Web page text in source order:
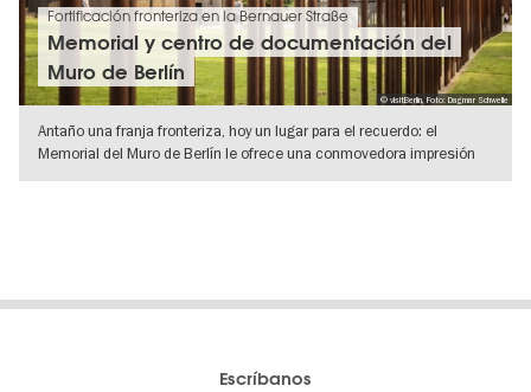
© visitBerlin, Foto: Dagmar Schwelle
Fortificación fronteriza en la Bernauer Straße
Memorial y centro de documentación del
Muro de Berlín
Antaño una franja fronteriza, hoy un lugar para el recuerdo: el
Memorial del Muro de Berlín le ofrece una conmovedora impresión
Escríbanos